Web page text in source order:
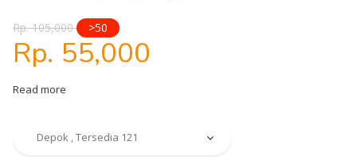
Rp. 105,000 >50
Rp. 55,000
Read more